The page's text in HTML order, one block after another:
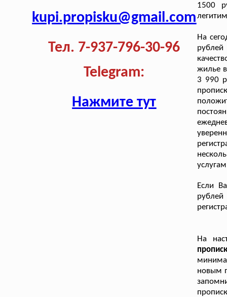
kupi.propisku@gmail.com
Тел. 7-937-796-30-96
Telegram:
Нажмите тут
1500
На
рублей
жилье
3 990
Если
На
новым